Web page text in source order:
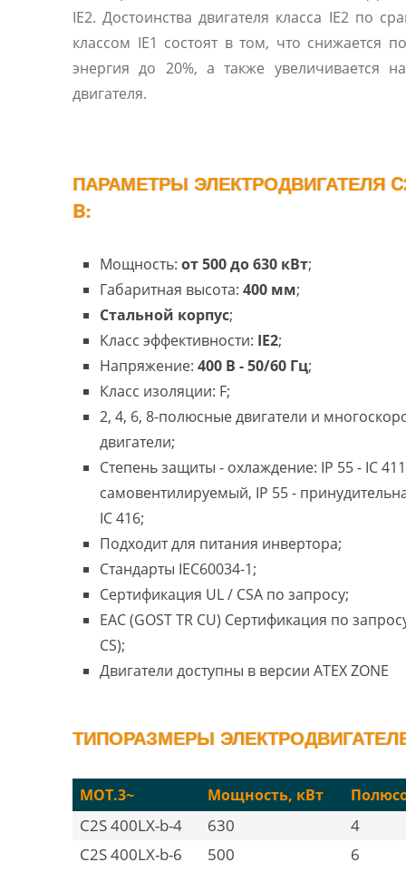
IE2. Достоинства двигателя класса IE2 по
классом IE1 состоят в том, что снижается
энергия до 20%, а также увеличивается
двигателя.
ПАРАМЕТРЫ ЭЛЕКТРОДВИГАТЕЛЯ
B:
Мощность: от 500 до 630 кВт;
Габаритная высота: 400 мм;
Стальной корпус;
Класс эффективности: IE2;
Напряжение: 400 В - 50/60 Гц;
Класс изоляции: F;
2, 4, 6, 8-полюсные двигатели и
двигатели;
Степень защиты - охлаждение: IP 55 - IC 411
самовентилируемый, IP 55 -
IC 416;
Подходит для питания инвертора;
Стандарты IEC60034-1;
Сертификация UL / CSA по запросу;
EAC (GOST TR CU) Сертификация по
CS);
Двигатели доступны в версии ATEX ZONE
ТИПОРАЗМЕРЫ
MOT.3~ Мощность, кВт
C2S 400LX-b-4 630
4
C2S 400LX-b-6
500 6